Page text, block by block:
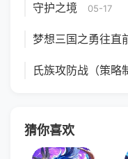
守护之境 05-17
梦想三国之勇往直
氏族攻防战（策略
猜你喜欢